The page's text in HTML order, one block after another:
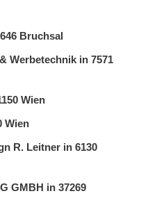
Bruchsal
Werbetechnik in 7571
Wien
Wien
R. Leitner in 6130
GMBH in 37269